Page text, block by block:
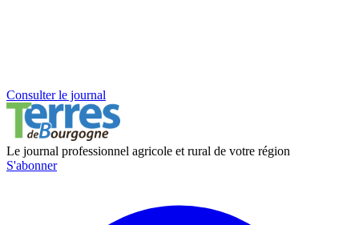
Consulter le journal
Le journal professionnel agricole et rural de votre région
S'abonner